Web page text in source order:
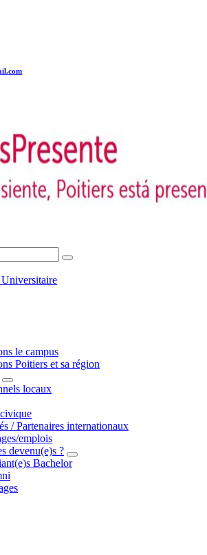
le campus
Poitiers et sa région
locaux
/ Partenaires internationaux
emplois
devenu(e)s ?
Bachelor